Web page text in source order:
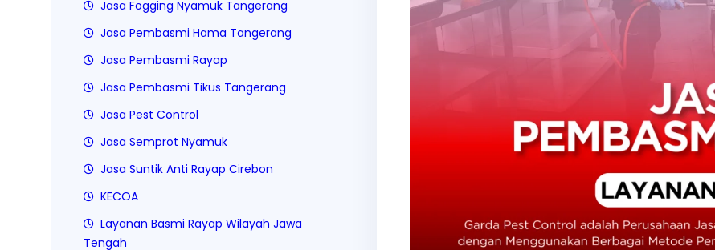
Jasa Fogging Nyamuk Tangerang
Jasa Pembasmi Hama Tangerang
Jasa Pembasmi Rayap
Jasa Pembasmi Tikus Tangerang
Jasa Pest Control
Jasa Semprot Nyamuk
Jasa Suntik Anti Rayap Cirebon
KECOA
Layanan Basmi Rayap Wilayah Jawa
Tengah